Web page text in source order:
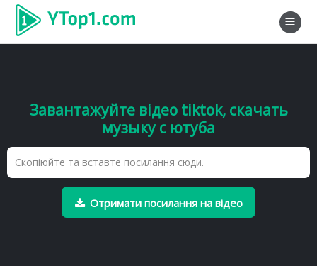
Завантажуйте відео tiktok, скачать
музыку с ютуба
Отримати посилання на відео